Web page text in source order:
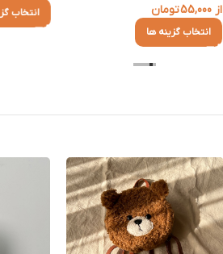
از55,000تومان
انتخاب گزینه ها
انتخاب